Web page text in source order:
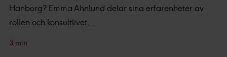
Hanborg? Emma Ahnlund delar sina erfarenheter av
rollen och konsultlivet,...
3 min